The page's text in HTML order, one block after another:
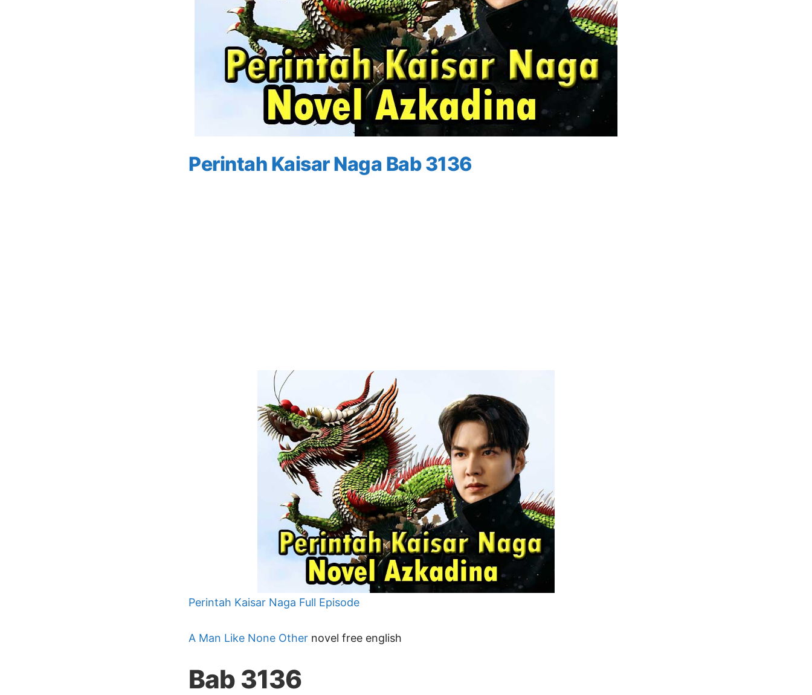
Perintah Kaisar Naga Bab 3136
Perintah Kaisar Naga Full Episode
A Man Like None Other novel free english
Bab 3136